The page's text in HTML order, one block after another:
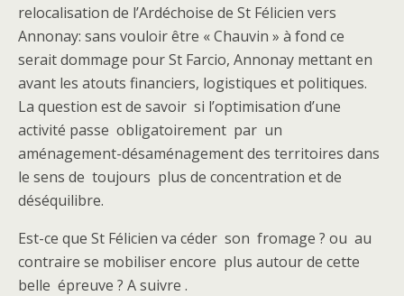
relocalisation de l’Ardéchoise de St Félicien vers
Annonay: sans vouloir être « Chauvin » à fond ce
serait dommage pour St Farcio, Annonay mettant en
avant les atouts financiers, logistiques et politiques.
La question est de savoir si l’optimisation d’une
activité passe obligatoirement par un
aménagement-désaménagement des territoires dans
le sens de toujours plus de concentration et de
déséquilibre.
Est-ce que St Félicien va céder son fromage ? ou au
contraire se mobiliser encore plus autour de cette
belle épreuve ? A suivre .